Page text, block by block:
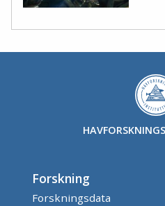
Forskning
Forskningsdata